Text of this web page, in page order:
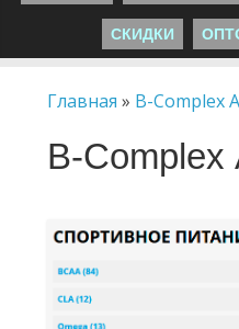
СКИДКИ
Главная » B-Complex
B-Complex